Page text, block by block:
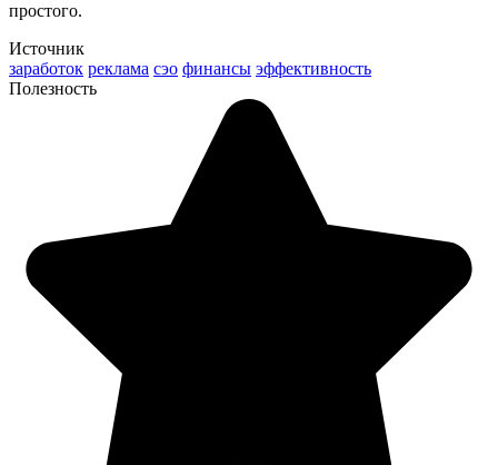
простого.
Источник
заработок реклама сэо финансы эффективность
Полезность